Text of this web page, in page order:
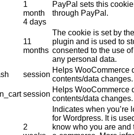
1
month
4 days
PayPal sets this
through PayPal.
11
months
The cookie is set by
plugin and is used to
consented to the use
any personal data.
session
Helps WooCommerce
contents/data changes.
session
Helps WooCommerce
contents/data changes.
2
Indicates when
for Wordpress. It is
know who you are